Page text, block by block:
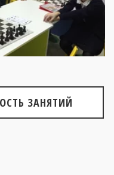
ЗАНЯТИЙ